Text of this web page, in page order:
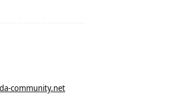
community.net